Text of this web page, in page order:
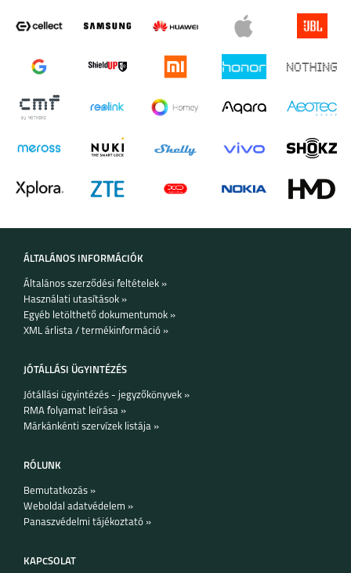
IPHONE 13 MINI IPHONE 13
IPHONE 12 PRO IPHONE 12 PRO MAX
ÁLTALÁNOS INFORMÁCIÓK
Általános szerződési feltételek »
Használati utasítások »
Egyéb letölthető dokumentumok »
XML árlista / termékinformáció »
JÓTÁLLÁSI ÜGYINTÉZÉS
Jótállási ügyintézés - jegyzőkönyvek »
RMA folyamat leírása »
Márkánkénti szervízek listája »
RÓLUNK
Bemutatkozás »
Weboldal adatvédelem »
Panaszvédelmi tájékoztató »
KAPCSOLAT